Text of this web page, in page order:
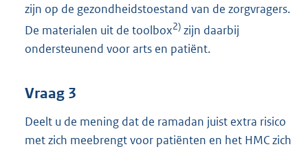
zijn op de gezondheidstoestand van de zorgvragers.
De materialen uit de toolbox2) zijn daarbij
ondersteunend voor arts en patiënt.
Vraag 3
Deelt u de mening dat de ramadan juist extra risico
met zich meebrengt voor patiënten en het HMC zich